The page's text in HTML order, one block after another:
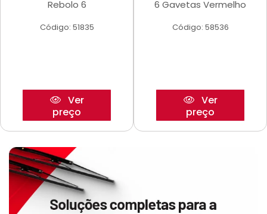
Rebolo 6
Código: 51835
Ver
preço
6 Gavetas Vermelho
Código: 58536
Ver
preço